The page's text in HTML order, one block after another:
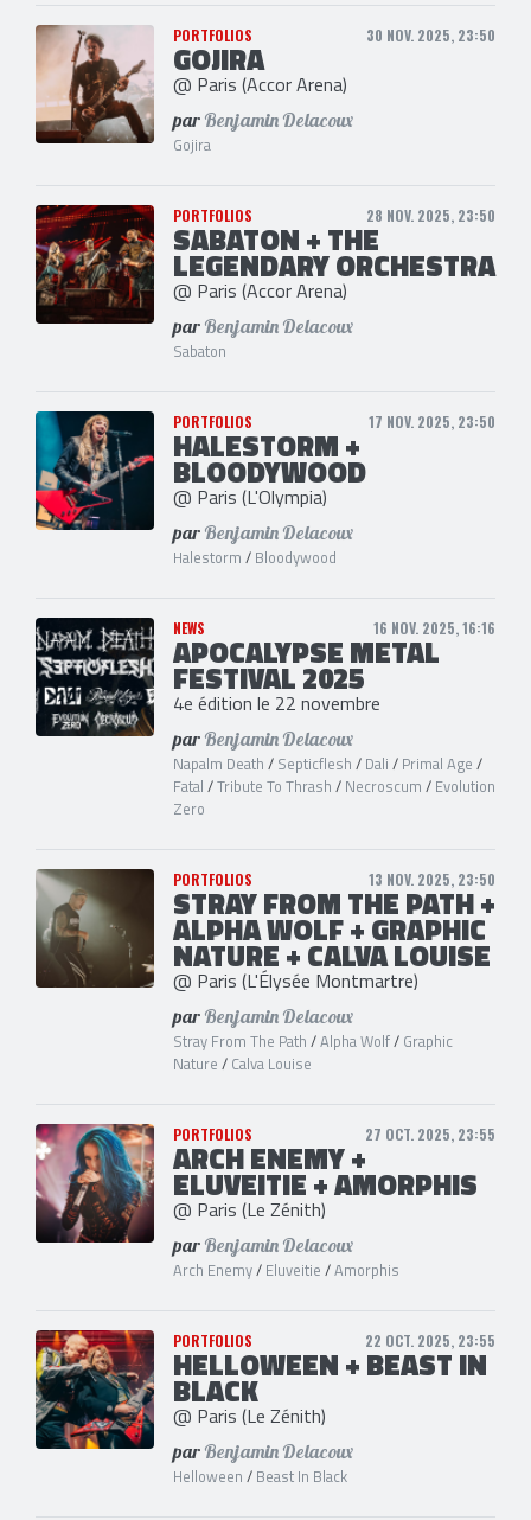
PORTFOLIOS 30 NOV. 2025, 23:50
GOJIRA
@ Paris (Accor Arena)
par Benjamin Delacoux
Gojira
PORTFOLIOS 28 NOV. 2025, 23:50
SABATON + THE
LEGENDARY ORCHESTRA
@ Paris (Accor Arena)
par Benjamin Delacoux
Sabaton
PORTFOLIOS 17 NOV. 2025, 23:50
HALESTORM +
BLOODYWOOD
@ Paris (L'Olympia)
par Benjamin Delacoux
Halestorm / Bloodywood
NEWS 16 NOV. 2025, 16:16
APOCALYPSE METAL
FESTIVAL 2025
4e édition le 22 novembre
par Benjamin Delacoux
Napalm Death / Septicflesh / Dali / Primal Age /
Fatal /Tribute To Thrash / Necroscum / Evolution
Zero
PORTFOLIOS 13 NOV. 2025, 23:50
STRAY FROM THE PATH +
ALPHA WOLF + GRAPHIC
NATURE + CALVA LOUISE
@ Paris (L'Élysée Montmartre)
par Benjamin Delacoux
Stray From The Path /Alpha Wolf/ Graphic
Nature / Calva Louise
PORTFOLIOS 27 OCT. 2025, 23:55
ARCH ENEMY +
ELUVEITIE + AMORPHIS
@ Paris (Le Zénith)
par Benjamin Delacoux
Arch Enemy/ Eluveitie /Amorphis
PORTFOLIOS 22 OCT. 2025, 23:55
HELLOWEEN + BEAST IN
BLACK
@ Paris (Le Zénith)
par Benjamin Delacoux
Helloween / Beast In Black